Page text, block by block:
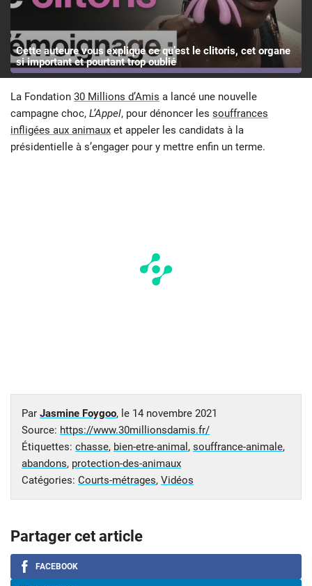
Cette auteure vous explique ce qu’est le clitoris, cet organe
si important et pourtant trop oublié
La Fondation 30 Millions d’Amis a lancé une nouvelle
campagne choc, L’Appel, pour dénoncer les souffrances
infligées aux animaux et appeler les candidats à la
présidentielle à s’engager pour y mettre enfin un terme.
Par Jasmine Foygoo, le 14 novembre 2021
Source: https://www.30millionsdamis.fr/
Étiquettes: chasse, bien-etre-animal , souffrance-animale,
abandons, protection-des-animaux
Catégories: Courts-métrages, Vidéos
Partager cet article
FACEBOOK